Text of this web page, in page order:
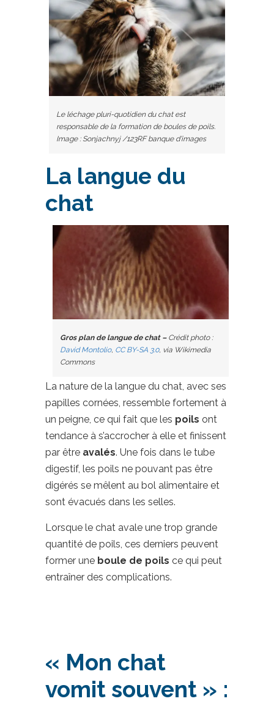
Le léchage pluri-quotidien du chat est
responsable de la formation de boules de poils.
Image : Sonjachnyj /123RF banque d’images
La langue du
chat
Gros plan de langue de chat – Crédit photo :
David Montolio, CC BY-SA 3.0, via Wikimedia
Commons
La nature de la langue du chat, avec ses
papilles cornées, ressemble fortement à
un peigne, ce qui fait que les poils ont
tendance à s’accrocher à elle et finissent
par être avalés. Une fois dans le tube
digestif, les poils ne pouvant pas être
digérés se mêlent au bol alimentaire et
sont évacués dans les selles.
Lorsque le chat avale une trop grande
quantité de poils, ces derniers peuvent
former une boule de poils ce qui peut
entraîner des complications.
« Mon chat
vomit souvent » :